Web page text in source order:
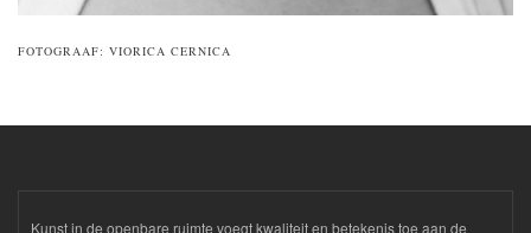
FOTOGRAAF: VIORICA CERNICA
Kunst in de openbare ruimte voegt kwaliteit en betekenis toe aan de